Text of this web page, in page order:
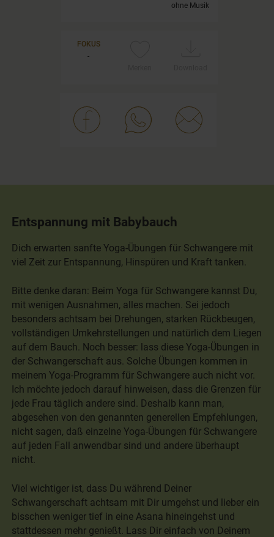
ohne Musik
FOKUS
-
Entspannung mit Babybauch
Dich erwarten sanfte Yoga-Übungen für Schwangere mit
viel Zeit zur Entspannung, Hinspüren und Kraft tanken.
Bitte denke daran: Beim Yoga für Schwangere kannst Du,
mit wenigen Ausnahmen, alles machen. Sei jedoch
besonders achtsam bei Drehungen, starken Rückbeugen,
vollständigen Umkehrstellungen und natürlich dem Liegen
auf dem Bauch. Noch besser: lass diese Yoga-Übungen in
der Schwangerschaft aus. Solche Übungen kommen in
meinem Yoga-Programm für Schwangere auch nicht vor.
Ich möchte jedoch darauf hinweisen, dass die Grenzen für
jede Frau täglich andere sind. Deshalb kann man,
abgesehen von den genannten generellen Empfehlungen,
nicht sagen, daß einzelne Yoga-Übungen für Schwangere
auf jeden Fall anwendbar sind und andere überhaupt
nicht.
Viel wichtiger ist, dass Du während Deiner
Schwangerschaft achtsam mit Dir umgehst und lieber ein
bisschen weniger tief in eine Asana hineingehst und
stattdessen mehr genießt. Lass Dir einfach von Deinem